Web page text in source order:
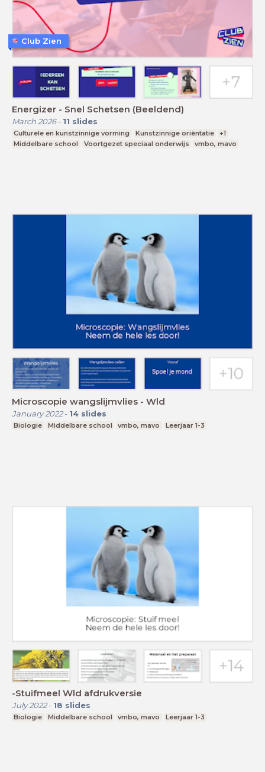
Energizer - Snel Schetsen (Beeldend)
March 2026- 11 slides
Culturele en kunstzinnige vorming Kunstzinnige oriëntatie
+1
Middelbare school
Voortgezet speciaal onderwijs vmbo, mavo
Club Zien
Microscopie wangslijmvlies - Wld
January 2022- 14 slides
Biologie Middelbare school vmbo, mavo Leerjaar 1-3
-Stuifmeel Wld afdrukversie
July 2022- 18 slides
Biologie Middelbare school vmbo, mavo Leerjaar 1-3